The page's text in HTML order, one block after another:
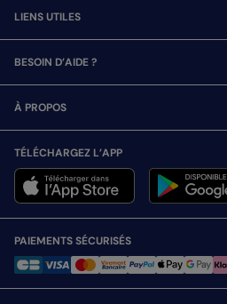
LIENS UTILES
BESOIN D’AIDE ?
À PROPOS
TÉLÉCHARGEZ L’APP
PAIEMENTS SÉCURISÉS